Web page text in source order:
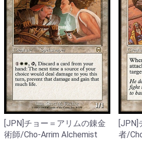
[JPN]チョー＝アリムの錬金
術師/Cho-Arrim Alchemist
[JPN]
者/